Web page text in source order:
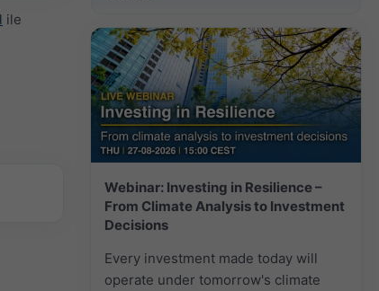
Webinar: Investing in Resilience –
From Climate Analysis to Investment
Decisions
Every investment made today will
operate under tomorrow's climate
ile